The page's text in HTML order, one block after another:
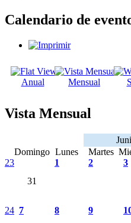
Calendario de
Anual Mensual
Vista Mensual
Domingo Lunes Martes
23
31
1 2 3
24 7 8 9